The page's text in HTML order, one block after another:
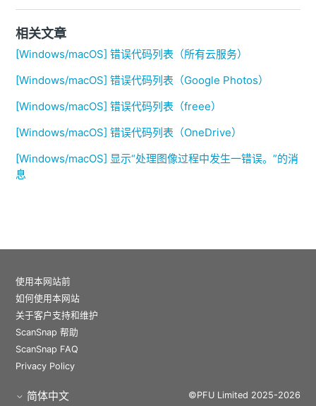
相关文章
[Windows/macOS] 错误代码列表（所有云服务）
[Windows/macOS] 错误代码列表（Google Photos）
[Windows/macOS] 错误代码列表（freee）
[Windows/macOS] 错误代码列表（OneDrive）
[Windows/macOS] 显示“处理图像过程中发生一错误。”的消
息
使用本网站前
如何使用本网站
关于客户支持和维护
ScanSnap 帮助
ScanSnap FAQ
Privacy Policy
简体中文 ©PFU Limited 2025-2026